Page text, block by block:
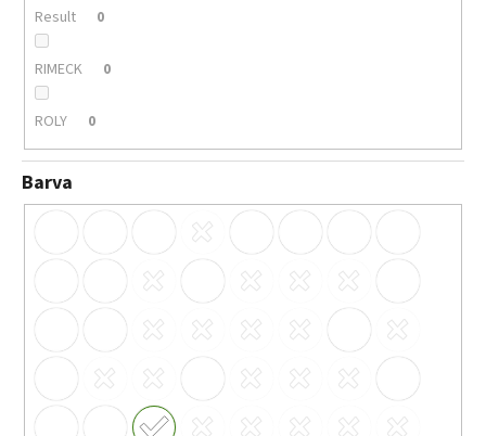
Result 0
RIMECK 0
ROLY 0
Barva